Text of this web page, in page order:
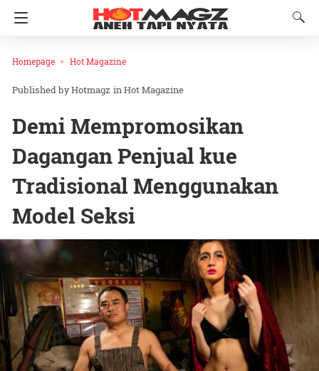
Homepage Hot Magazine
Hotmagz inHot Magazine
Demi Mempromosikan
Dagangan Penjual kue
Tradisional Menggunakan
Model Seksi